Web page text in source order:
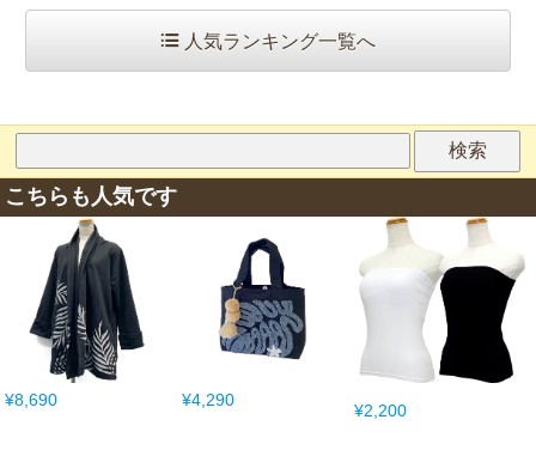
人気ランキング一覧へ
こちらも人気です
¥8,690 ¥4,290
¥2,200